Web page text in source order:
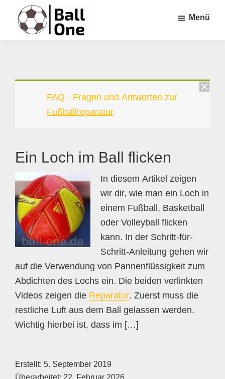
Inhalt
springen
Seitenspalte
springen
Fußzeile
springen
Menü
FAQ - Fragen und Antworten zur
Fußballreparatur
Ein Loch im Ball flicken
In diesem Artikel zeigen
wir dir, wie man ein Loch in
einem Fußball, Basketball
oder Volleyball flicken
kann. In der Schritt-für-
Schritt-Anleitung gehen wir
auf die Verwendung von Pannenflüssigkeit zum
Abdichten des Lochs ein. Die beiden verlinkten
Videos zeigen die Reparatur. Zuerst muss die
restliche Luft aus dem Ball gelassen werden.
Wichtig hierbei ist, dass im […]
Erstellt: 5. September 2019
Überarbeitet: 22. Februar 2026